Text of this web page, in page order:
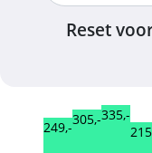
Reset
249,-305,-335,-